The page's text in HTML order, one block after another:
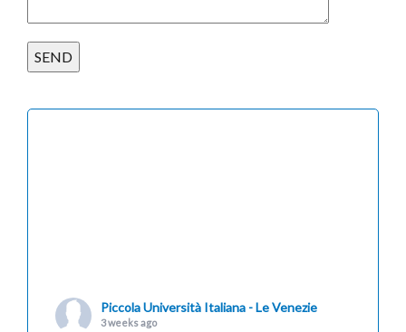
Piccola Università Italiana - Le Venezie
3 weeks ago